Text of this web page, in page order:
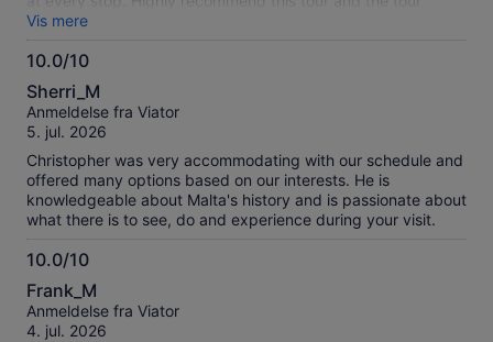
guide.
Vis mere
10.0/10
10.0
ud
af
Sherri_M
Anmeldelse fra Viator
5. jul. 2026
Christopher was very accommodating with our schedule and
offered many options based on our interests. He is
knowledgeable about Malta's history and is passionate about
what there is to see, do and experience during your visit.
10.0/10
10.0
ud
af
Frank_M
Anmeldelse fra Viator
4. jul. 2026